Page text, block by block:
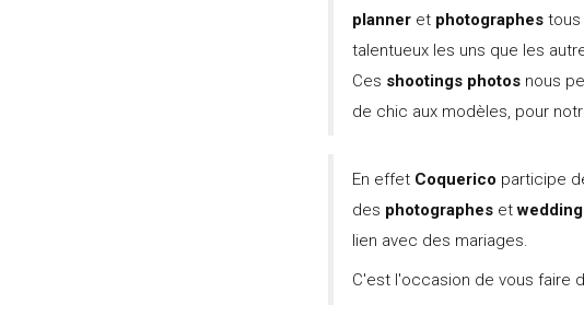
planner et photographes tous
talentueux les uns que les
Ces shootings photos nous
de chic aux modèles, pour
En effet Coquerico participe
des photographes et
lien avec des mariages.
C'est l'occasion de vous faire